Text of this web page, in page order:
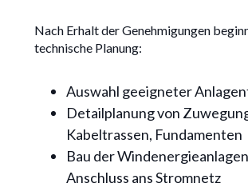
Nach Erhalt der Genehmigungen
technische Planung:
Auswahl geeigneter
Detailplanung von
Kabeltrassen, Fundamenten
Bau der
Anschluss ans Stromnetz